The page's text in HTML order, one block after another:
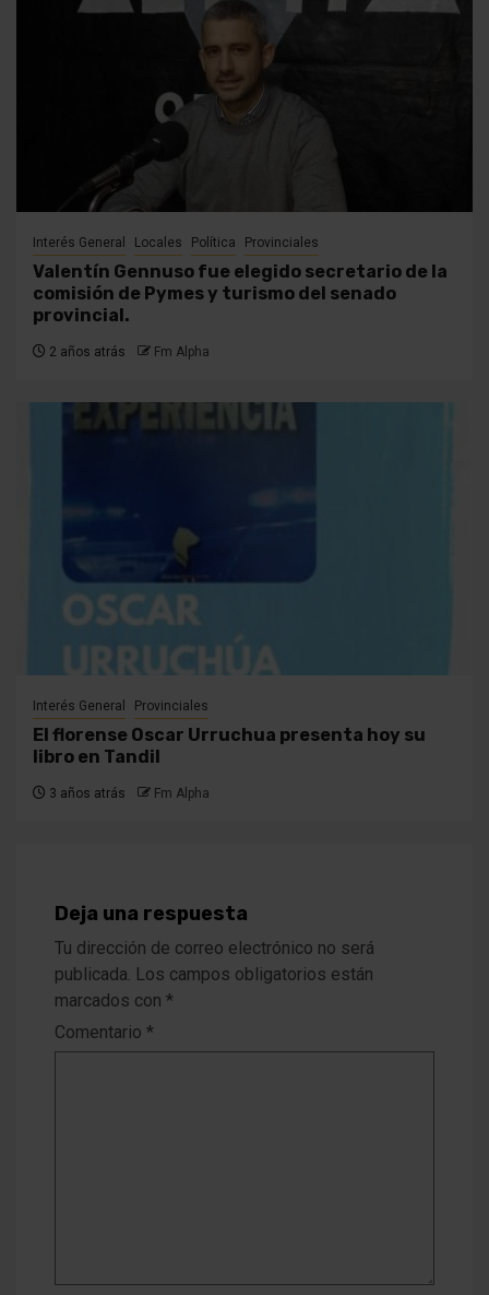
Interés General Locales Política Provinciales
Valentín Gennuso fue elegido secretario de la
comisión de Pymes y turismo del senado
provincial.
2 años atrás Fm Alpha
Interés General Provinciales
El florense Oscar Urruchua presenta hoy su
libro en Tandil
3 años atrás Fm Alpha
Deja una respuesta
Tu dirección de correo electrónico no será
publicada. Los campos obligatorios están
marcados con *
Comentario *